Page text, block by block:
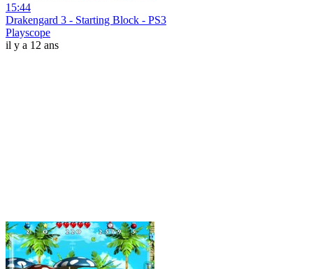
15:44
Drakengard 3 - Starting Block - PS3
Playscope
il y a 12 ans